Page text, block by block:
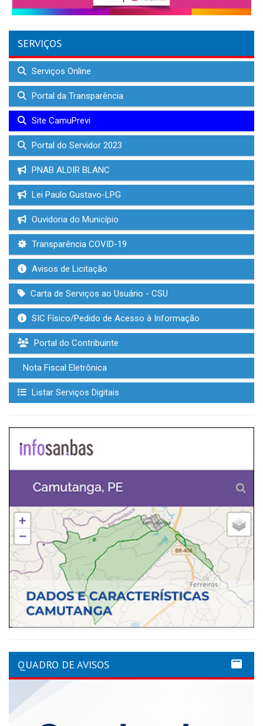
SERVIÇOS
Serviços Online
Portal da Transparência
Site CamuPrevi
Portal do Servidor 2023
PNAB ALDIR BLANC
Lei Paulo Gustavo-LPG
Ouvidoria do Município
Transparência COVID-19
Avisos de Licitação
Carta de Serviços ao Usuário - CSU
SIC Físico/Pedido de Acesso à Informação
Portal do Contribuinte
Nota Fiscal Eletrônica
Listar Serviços Digitais
QUADRO DE AVISOS